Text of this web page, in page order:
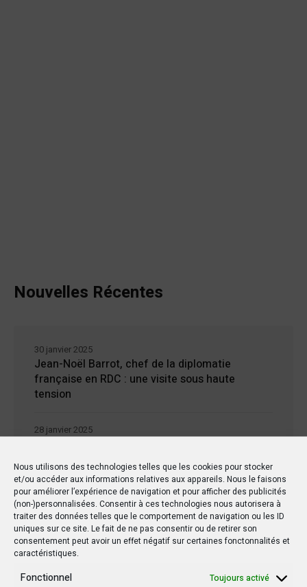
Nous utilisons des technologies telles que les cookies pour stocker
et/ou accéder aux informations relatives aux appareils. Nous le faisons
pour améliorer l’expérience de navigation et pour afficher des publicités
(non-)personnalisées. Consentir à ces technologies nous autorisera à
traiter des données telles que le comportement de navigation ou les ID
uniques sur ce site. Le fait de ne pas consentir ou de retirer son
consentement peut avoir un effet négatif sur certaines fonctonnalités et
caractéristiques.
Fonctionnel Toujours activé
Nouvelles Récentes
Jean-Noël Barrot, chef de la diplomatie
française en RDC : une visite sous haute
tension
30 janvier 2025
dégrade
28 janvier 2025
William Ruto convoque un sommet
extraordinaire de l’EAC pour un face à face
Tshisekedi-Kagame
27 janvier 2025
26 janvier 2025